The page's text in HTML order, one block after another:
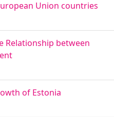
Union countries
Relationship between
of Estonia